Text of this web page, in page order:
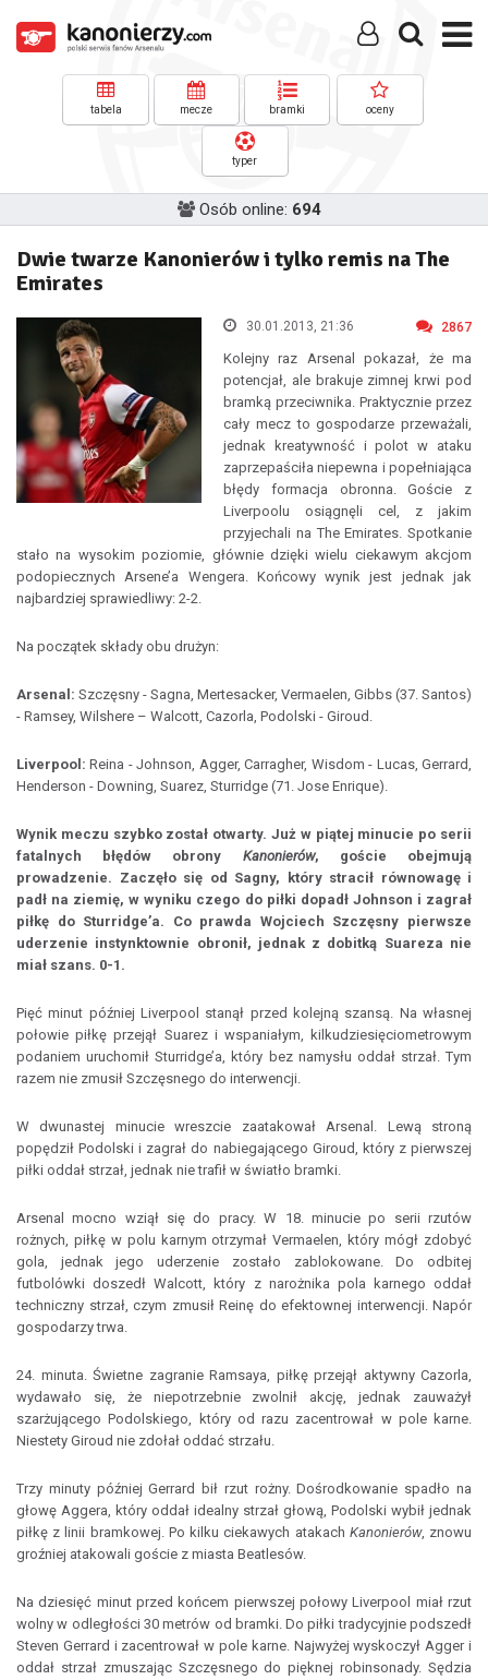
tabela mecze bramki oceny
typer
Osób online: 694
Dwie twarze Kanonierów i tylko remis na The
Emirates
30.01.2013, 21:36 2867
Kolejny raz Arsenal pokazał, że ma
potencjał, ale brakuje zimnej krwi pod
bramką przeciwnika. Praktycznie przez
cały mecz to gospodarze przeważali,
jednak kreatywność i polot w ataku
zaprzepaściła niepewna i popełniająca
błędy formacja obronna. Goście z
Liverpoolu osiągnęli cel, z jakim
przyjechali na The Emirates. Spotkanie
stało na wysokim poziomie, głównie dzięki wielu ciekawym akcjom
podopiecznych Arsene’a Wengera. Końcowy wynik jest jednak jak
najbardziej sprawiedliwy: 2-2.
Na początek składy obu drużyn:
Arsenal: Szczęsny - Sagna, Mertesacker, Vermaelen, Gibbs (37. Santos)
- Ramsey, Wilshere – Walcott, Cazorla, Podolski - Giroud.
Liverpool: Reina - Johnson, Agger, Carragher, Wisdom - Lucas, Gerrard,
Henderson - Downing, Suarez, Sturridge (71. Jose Enrique).
Wynik meczu szybko został otwarty. Już w piątej minucie po serii
fatalnych błędów obrony Kanonierów, goście obejmują
prowadzenie. Zaczęło się od Sagny, który stracił równowagę i
padł na ziemię, w wyniku czego do piłki dopadł Johnson i zagrał
piłkę do Sturridge’a. Co prawda Wojciech Szczęsny pierwsze
uderzenie instynktownie obronił, jednak z dobitką Suareza nie
miał szans. 0-1.
Pięć minut później Liverpool stanął przed kolejną szansą. Na własnej
połowie piłkę przejął Suarez i wspaniałym, kilkudziesięciometrowym
podaniem uruchomił Sturridge’a, który bez namysłu oddał strzał. Tym
razem nie zmusił Szczęsnego do interwencji.
W dwunastej minucie wreszcie zaatakował Arsenal. Lewą stroną
popędził Podolski i zagrał do nabiegającego Giroud, który z pierwszej
piłki oddał strzał, jednak nie trafił w światło bramki.
Arsenal mocno wziął się do pracy. W 18. minucie po serii rzutów
rożnych, piłkę w polu karnym otrzymał Vermaelen, który mógł zdobyć
gola, jednak jego uderzenie zostało zablokowane. Do odbitej
futbolówki doszedł Walcott, który z narożnika pola karnego oddał
techniczny strzał, czym zmusił Reinę do efektownej interwencji. Napór
gospodarzy trwa.
24. minuta. Świetne zagranie Ramsaya, piłkę przejął aktywny Cazorla,
wydawało się, że niepotrzebnie zwolnił akcję, jednak zauważył
szarżującego Podolskiego, który od razu zacentrował w pole karne.
Niestety Giroud nie zdołał oddać strzału.
Trzy minuty później Gerrard bił rzut rożny. Dośrodkowanie spadło na
głowę Aggera, który oddał idealny strzał głową, Podolski wybił jednak
piłkę z linii bramkowej. Po kilku ciekawych atakach Kanonierów, znowu
groźniej atakowali goście z miasta Beatlesów.
Na dziesięć minut przed końcem pierwszej połowy Liverpool miał rzut
wolny w odległości 30 metrów od bramki. Do piłki tradycyjnie podszedł
Steven Gerrard i zacentrował w pole karne. Najwyżej wyskoczył Agger i
oddał strzał zmuszając Szczęsnego do pięknej robinsonady. Sędzia